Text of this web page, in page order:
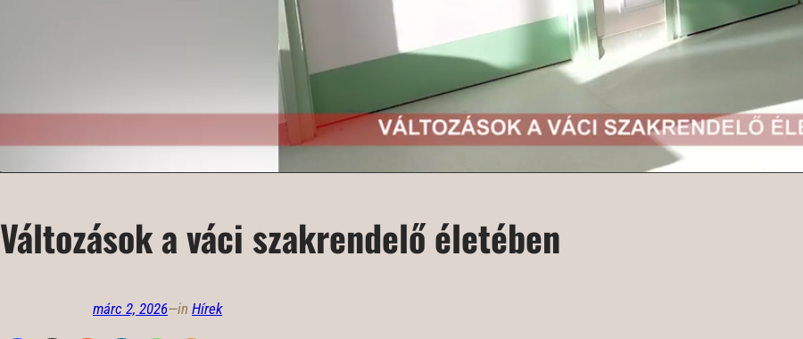
Változások a váci szakrendelő életében
márc 2, 2026—in Hírek